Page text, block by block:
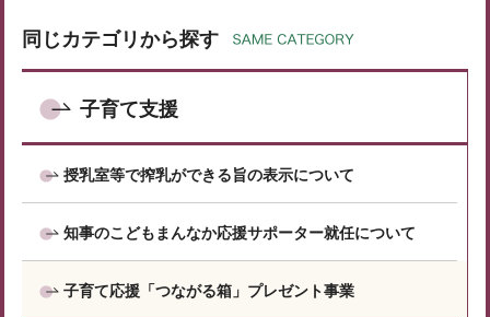
同じカテゴリから探す
子育て支援
授乳室等で搾乳ができる旨の表示について
知事のこどもまんなか応援サポーター就任について
子育て応援「つながる箱」プレゼント事業